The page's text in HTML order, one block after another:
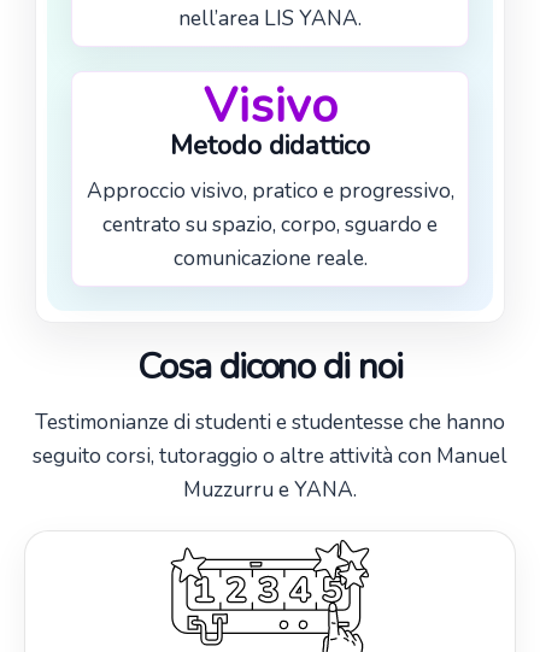
nell’area LIS YANA.
Visivo
Metodo didattico
Approccio visivo, pratico e progressivo,
centrato su spazio, corpo, sguardo e
comunicazione reale.
Cosa dicono di noi
Testimonianze di studenti e studentesse che hanno
seguito corsi, tutoraggio o altre attività con Manuel
Muzzurru e YANA.